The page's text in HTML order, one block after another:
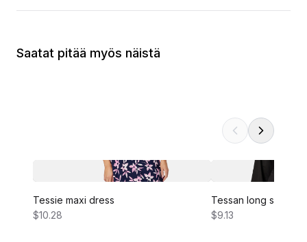
Saatat pitää myös näistä
Tessie maxi dress
$10.28
Tessan long sleeve
$9.13